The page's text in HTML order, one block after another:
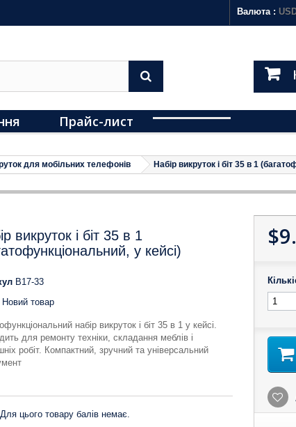
Валюта :
Прайс-лист
для мобільних телефонів Набір викруток і біт 35 в 1
викруток і біт 35 в 1
у кейсі)
B17-33
Новий товар
набір викруток і біт 35 в 1 у кейсі.
для ремонту техніки, складання меблів і
робіт. Компактний, зручний та універсальний
Для цього товару балів немає.